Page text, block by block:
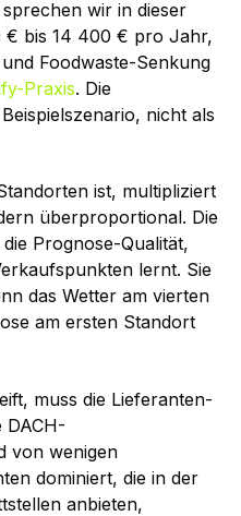
wir in dieser
€ bis 14 400 € pro Jahr,
Foodwaste-Senkung
Praxis. Die
nicht als
ist, multipliziert
überproportional. Die
Prognose-Qualität,
lernt. Sie
das Wetter am vierten
am ersten Standort
muss die Lieferanten-
DACH-
von wenigen
dominiert, die in der
anbieten,